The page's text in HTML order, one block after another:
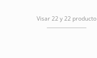
Visar 22 y 22 producto